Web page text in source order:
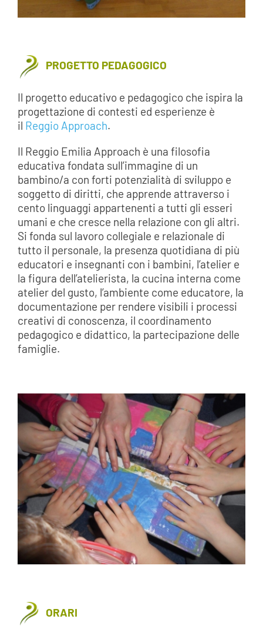
PROGETTO PEDAGOGICO
Il progetto educativo e pedagogico che ispira la
progettazione di contesti ed esperienze è
il Reggio Approach.
Il Reggio Emilia Approach è una filosofia
educativa fondata sull’immagine di un
bambino/a con forti potenzialità di sviluppo e
soggetto di diritti, che apprende attraverso i
cento linguaggi appartenenti a tutti gli esseri
umani e che cresce nella relazione con gli altri.
Si fonda sul lavoro collegiale e relazionale di
tutto il personale, la presenza quotidiana di più
educatori e insegnanti con i bambini, l’atelier e
la figura dell’atelierista, la cucina interna come
atelier del gusto, l’ambiente come educatore, la
documentazione per rendere visibili i processi
creativi di conoscenza, il coordinamento
pedagogico e didattico, la partecipazione delle
famiglie.
ORARI